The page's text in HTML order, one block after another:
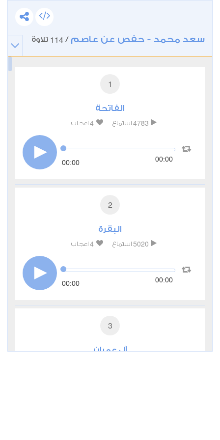
سعد محمد - حفص عن عاصم /
114 تلاوة
1
الفاتحة
4783 استماع 4 اعجاب
00:00 00:00
2
البقرة
5020 استماع 4 اعجاب
00:00 00:00
3
آل عمران